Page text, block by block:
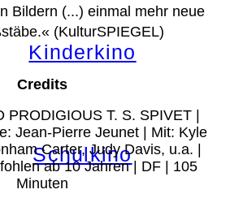
Kinderkino
Schulkino
Bildern (...) einmal mehr neue
(KulturSPIEGEL)
Credits
PRODIGIOUS T. S. SPIVET |
Jean-Pierre Jeunet | Mit: Kyle
Carter, Judy Davis, u.a. |
ab 10 Jahren | DF | 105
Minuten